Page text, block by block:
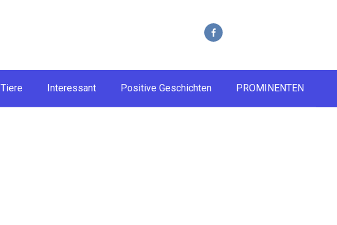
Tiere Interessant Positive Geschichten PROMINENTEN